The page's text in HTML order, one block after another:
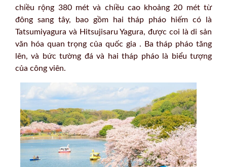
chiều rộng 380 mét và chiều cao khoảng 20 mét từ
đông sang tây, bao gồm hai tháp pháo hiếm có là
Tatsumiyagura và Hitsujisaru Yagura, được coi là di sản
văn hóa quan trọng của quốc gia . Ba tháp pháo tăng
lên, và bức tường đá và hai tháp pháo là biểu tượng
của công viên.